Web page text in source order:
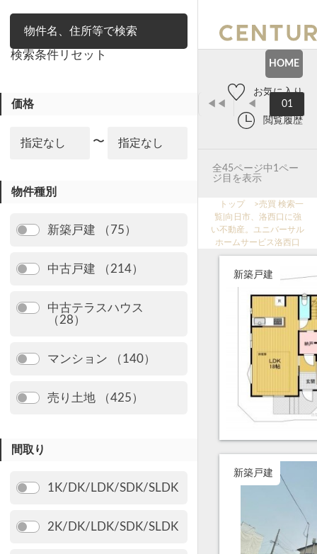
検索条件リセット
価格
〜
物件種別
新築戸建 （75）
中古戸建 （214）
中古テラスハウス
（28）
マンション （140）
売り土地 （425）
間取り
1K/DK/LDK/SDK/SLDK
2K/DK/LDK/SDK/SLDK
HOME
お気に入り
閲覧履歴
◀◀ ◀ 01
全45ページ中1ペー
ジ目を表示
トップ >売買 検索一
覧|向日市、洛西口に強
い不動産。ユニバーサル
ホームサービス洛西口
新築戸建
新築戸建